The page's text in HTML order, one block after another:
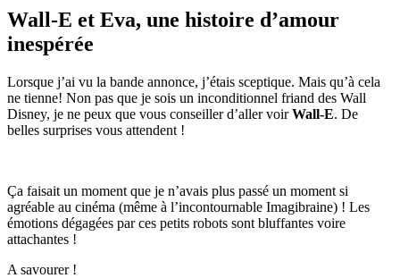
Wall-E et Eva, une histoire d’amour
inespérée
Lorsque j’ai vu la bande annonce, j’étais sceptique. Mais qu’à cela
ne tienne! Non pas que je sois un inconditionnel friand des Wall
Disney, je ne peux que vous conseiller d’aller voirWall-E. De
belles surprises vous attendent !
Ça faisait un moment que je n’avais plus passé un moment si
agréable au cinéma (même à l’incontournable Imagibraine) ! Les
émotions dégagées par ces petits robots sont bluffantes voire
attachantes !
A savourer !